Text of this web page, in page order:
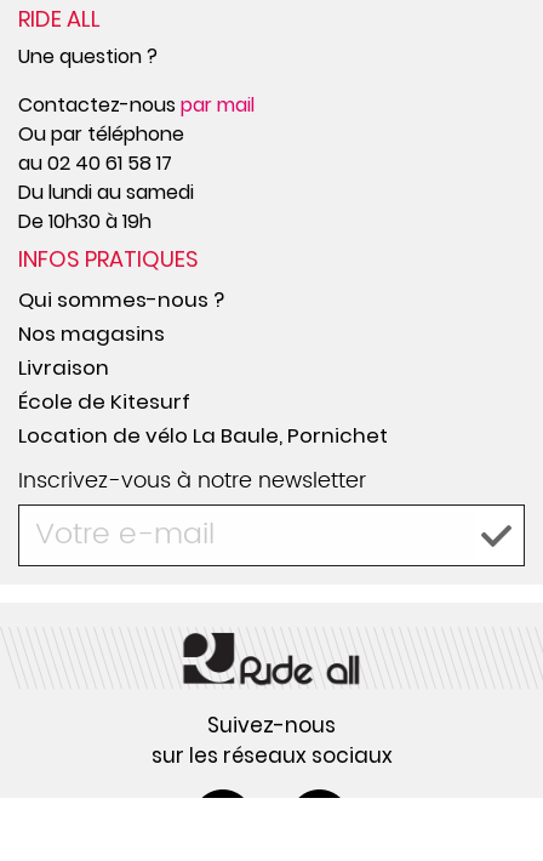
RIDE ALL
Une question ?
Contactez-nouspar mail
Ou par téléphone
au 02 40 61 58 17
Du lundi au samedi
De 10h30 à 19h
INFOS PRATIQUES
Qui sommes-nous ?
Nos magasins
Livraison
École de Kitesurf
Location de vélo La Baule, Pornichet
Inscrivez-vous à notre newsletter
Suivez-nous
sur les réseaux sociaux